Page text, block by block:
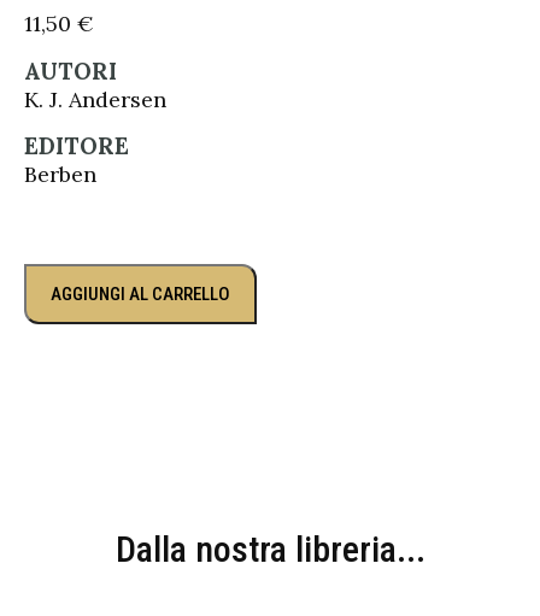
11,50 €
AUTORI
K. J. Andersen
EDITORE
Berben
AGGIUNGI AL CARRELLO
Dalla nostra libreria...